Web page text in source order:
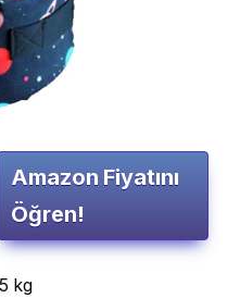
Amazon Fiyatını
Öğren!
kg